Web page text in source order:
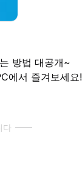
방법 대공개~
에서 즐겨보세요!
다